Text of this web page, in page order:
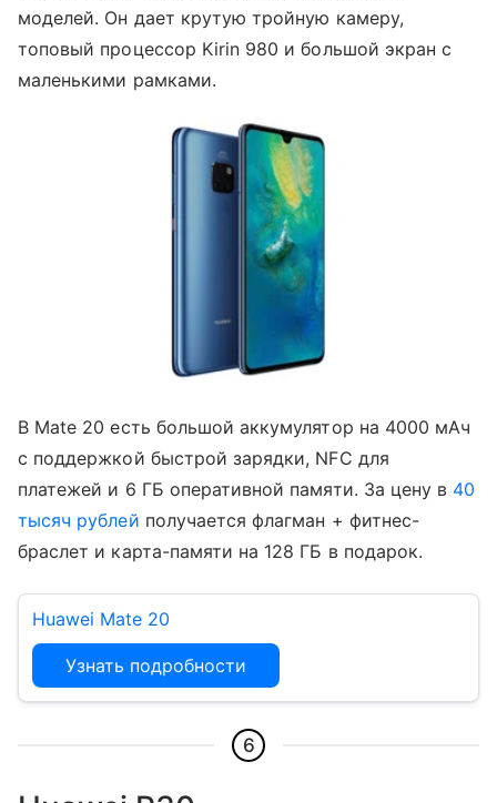
моделей. Он дает крутую тройную камеру,
топовый процессор Kirin 980 и большой экран с
маленькими рамками.
В Mate 20 есть большой аккумулятор на 4000 мАч
с поддержкой быстрой зарядки, NFC для
платежей и 6 ГБ оперативной памяти. За цену в 40
тысяч рублей получается флагман + фитнес-
браслет и карта-памяти на 128 ГБ в подарок.
Huawei Mate 20
Узнать подробности
6